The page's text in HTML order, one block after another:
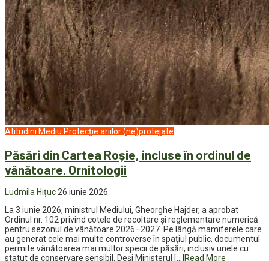
Atitudini Mediu Protecție ariilor (ne)protejate
Păsări din Cartea Roșie, incluse în ordinul de
vânătoare. Ornitologii
Ludmila Hițuc26 iunie 2026
La 3 iunie 2026, ministrul Mediului, Gheorghe Hajder, a aprobat
Ordinul nr. 102 privind cotele de recoltare și reglementare numerică
pentru sezonul de vânătoare 2026–2027. Pe lângă mamiferele care
au generat cele mai multe controverse în spațiul public, documentul
permite vânătoarea mai multor specii de păsări, inclusiv unele cu
statut de conservare sensibil. Deși Ministerul […] Read More